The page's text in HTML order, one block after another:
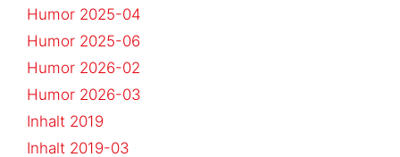
Humor 2025-04
Humor 2025-06
Humor 2026-02
Humor 2026-03
Inhalt 2019
Inhalt 2019-03